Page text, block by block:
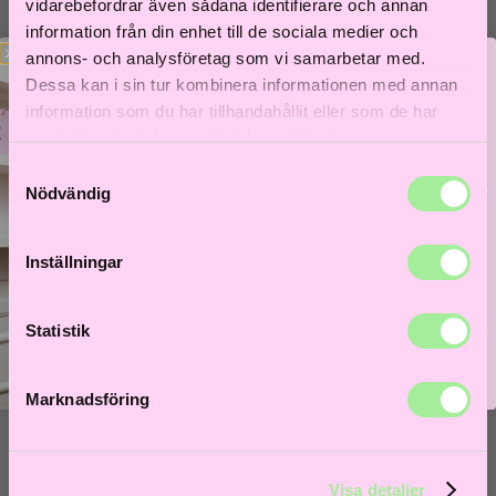
vidarebefordrar även sådana identifierare och annan
information från din enhet till de sociala medier och
annons- och analysföretag som vi samarbetar med.
Dessa kan i sin tur kombinera informationen med annan
information som du har tillhandahållit eller som de har
samlat in när du har använt deras tjänster.
Samtyckesval
Nödvändig
Inställningar
Statistik
Marknadsföring
Visa detaljer
Hem>Åldrande hår> Builders paradise working spray 300ml
Bättre hår börjar här!
Lås upp välkomstrabatt